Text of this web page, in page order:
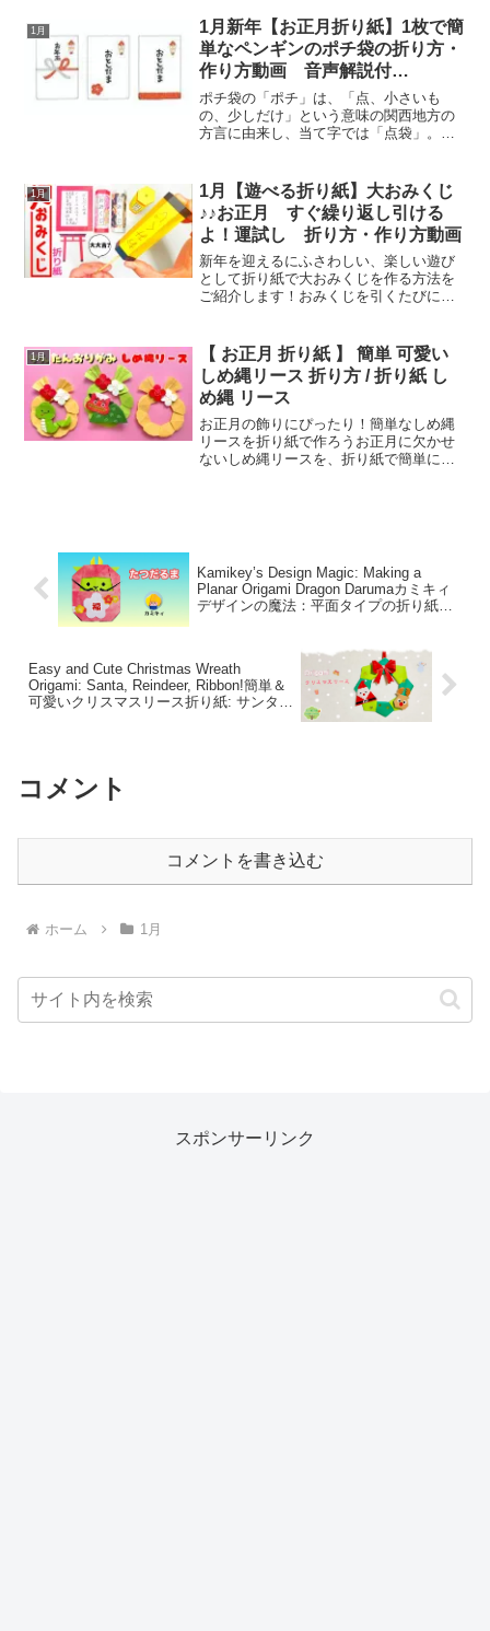
感じながら、折り紙の楽しさを存分に味
わってみませんか？辰年は...
1月
1月新年【お正月折り紙】1枚で簡
単なペンギンのポチ袋の折り方・
作り方動画 音声解説付
☆Origami penguin pouch bag
tutorial/たつくり
ポチ袋の「ポチ」は、「点、小さいも
の、少しだけ」という意味の関西地方の
方言に由来し、当て字では「点袋」。明
りで、大げさなご祝儀ではなく、少しば
かりの心遣いを小袋にしたた...
1月
1月【遊べる折り紙】大おみくじ
♪♪お正月 すぐ繰り返し引ける
よ！運試し 折り方・作り方動画
新年を迎えるにふさわしい、楽しい遊び
として折り紙で大おみくじを作る方法を
ご紹介します！おみくじを引くたびに違
に、簡単に作れる手順を解説しているの
で、ぜひ挑戦してみてくだ...
1月
【 お正月 折り紙 】 簡単 可愛い
しめ縄リース 折り方 / 折り紙 し
め縄 リース
お正月の飾りにぴったり！簡単なしめ縄
リースを折り紙で作ろうお正月に欠かせ
ないしめ縄リースを、折り紙で簡単に作
Kamikey’s Design Magic: Making a
Planar Origami Dragon Darumaカミキィ
デザインの魔法：平面タイプの折り紙た
Easy and Cute Christmas Wreath
Origami: Santa, Reindeer, Ribbon!簡単＆
可愛いクリスマスリース折り紙: サンタ、
コメント
コメントを書き込む
ホーム 1月
スポンサーリンク